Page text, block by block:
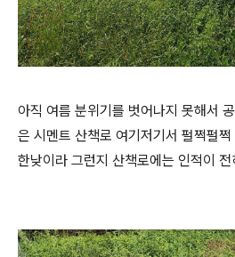
아직 여름 분위기를 벗어나지 못해서
은 시멘트 산책로 여기저기서 펄쩍펄
한낮이라 그런지 산책로에는 인적이